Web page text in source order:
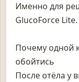
Именно для
GlucoForce Lite.
Почему одной
обойтись
После отёла у